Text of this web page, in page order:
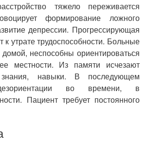
тяжело переживается
формирование ложного
депрессии. Прогрессирующая
к утрате трудоспособности. Больные
неспособны ориентироваться
местности. Из памяти исчезают
знания, навыки. В последующем
во времени, в
Пациент требует постоянного